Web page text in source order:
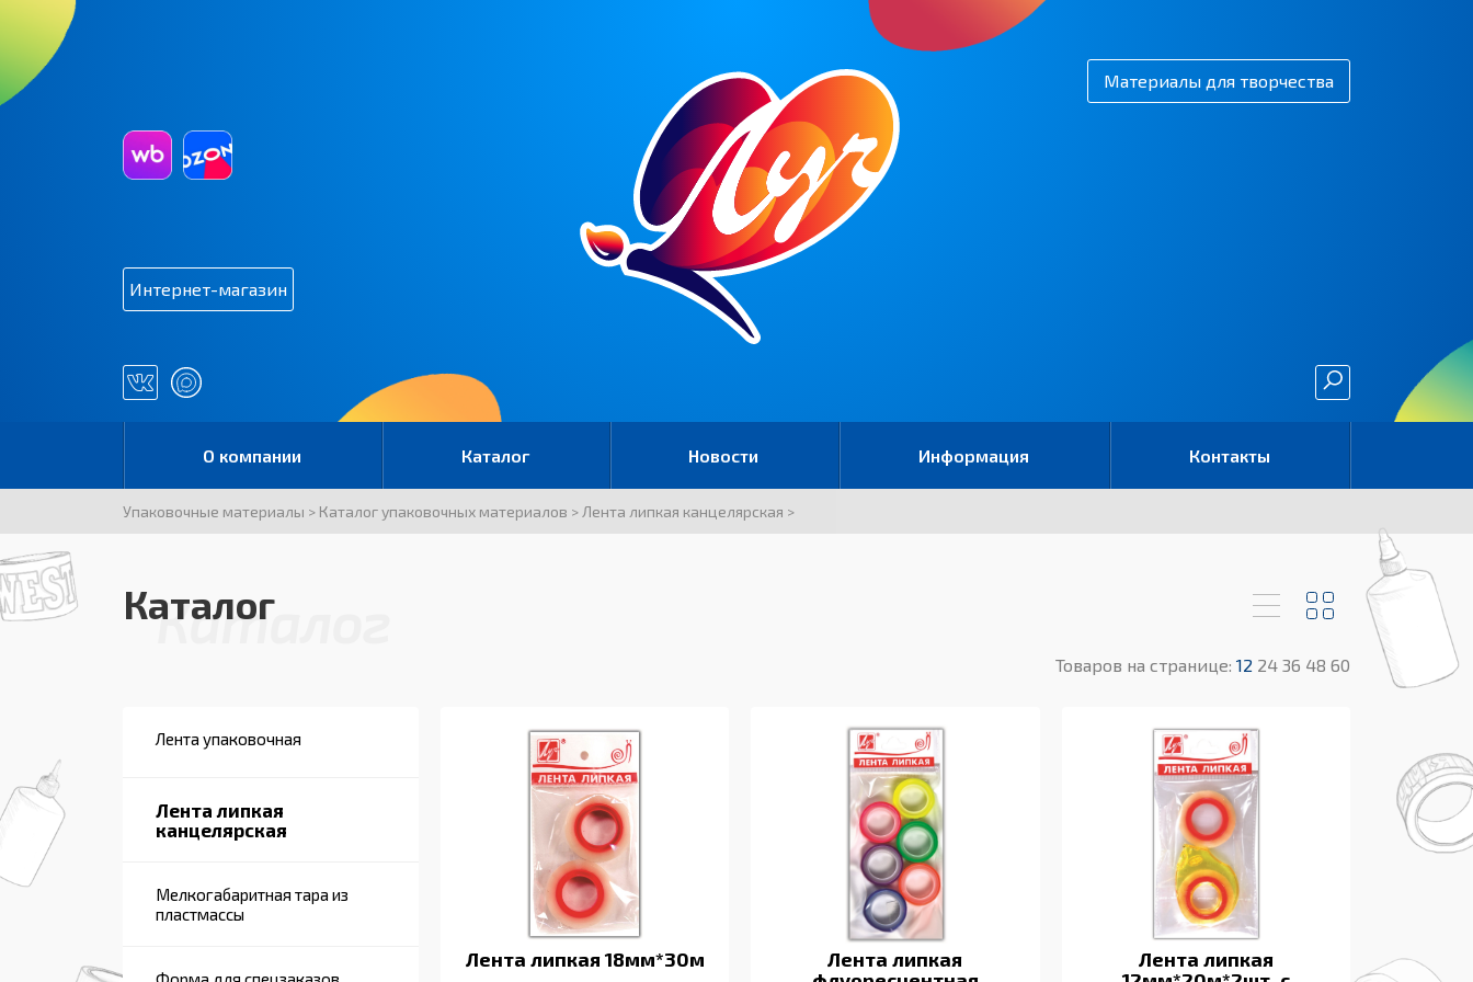
Интернет-магазин
Материалы для творчества
О компании Каталог Новости Информация Контакты
Упаковочные материалы > Каталог упаковочных материалов > Лента липкая канцелярская >
Каталог
Каталог
Товаров на странице: 12 24 36 48 60
Лента упаковочная
Лента липкая
канцелярская
Мелкогабаритная тара из
пластмассы
Лента липкая 18мм*30м
Лента липкая
Лента липкая